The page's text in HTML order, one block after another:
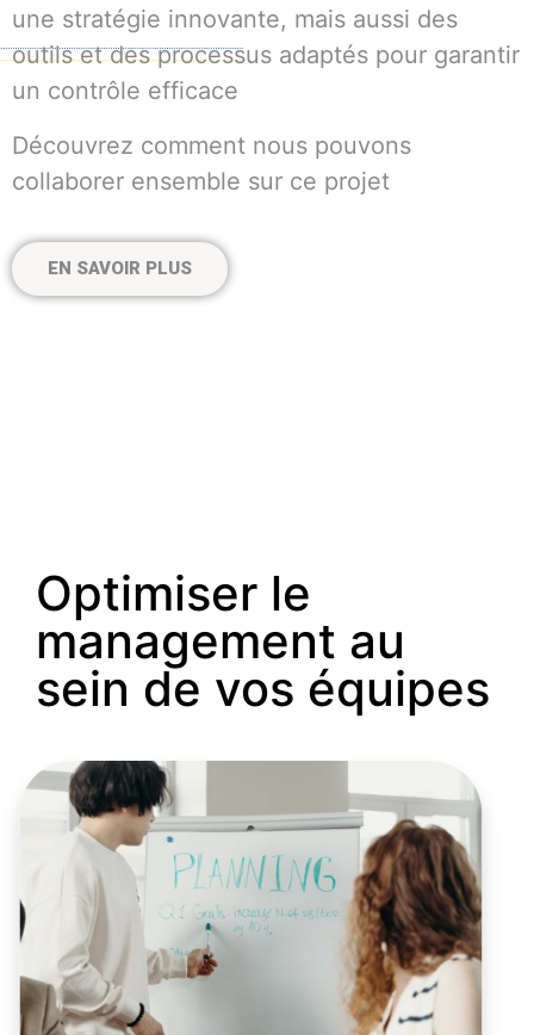
une stratégie innovante, mais aussi des
outils et des processus adaptés pour garantir
un contrôle efficace
Découvrez comment nous pouvons
collaborer ensemble sur ce projet
EN SAVOIR PLUS
Optimiser le
management au
sein de vos équipes